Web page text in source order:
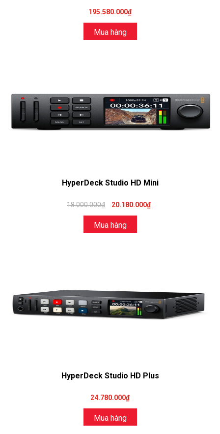
195.580.000₫
Mua hàng
HyperDeck Studio HD Mini
18.000.000₫ 20.180.000₫
Mua hàng
HyperDeck Studio HD Plus
24.780.000₫
Mua hàng